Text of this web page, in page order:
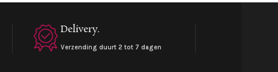
Delivery.
Verzending duurt 2 tot 7 dagen